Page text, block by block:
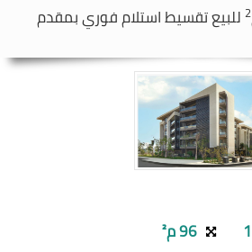
2 للبيع تقسيط استلام فوري بمقدم
1 96 م²